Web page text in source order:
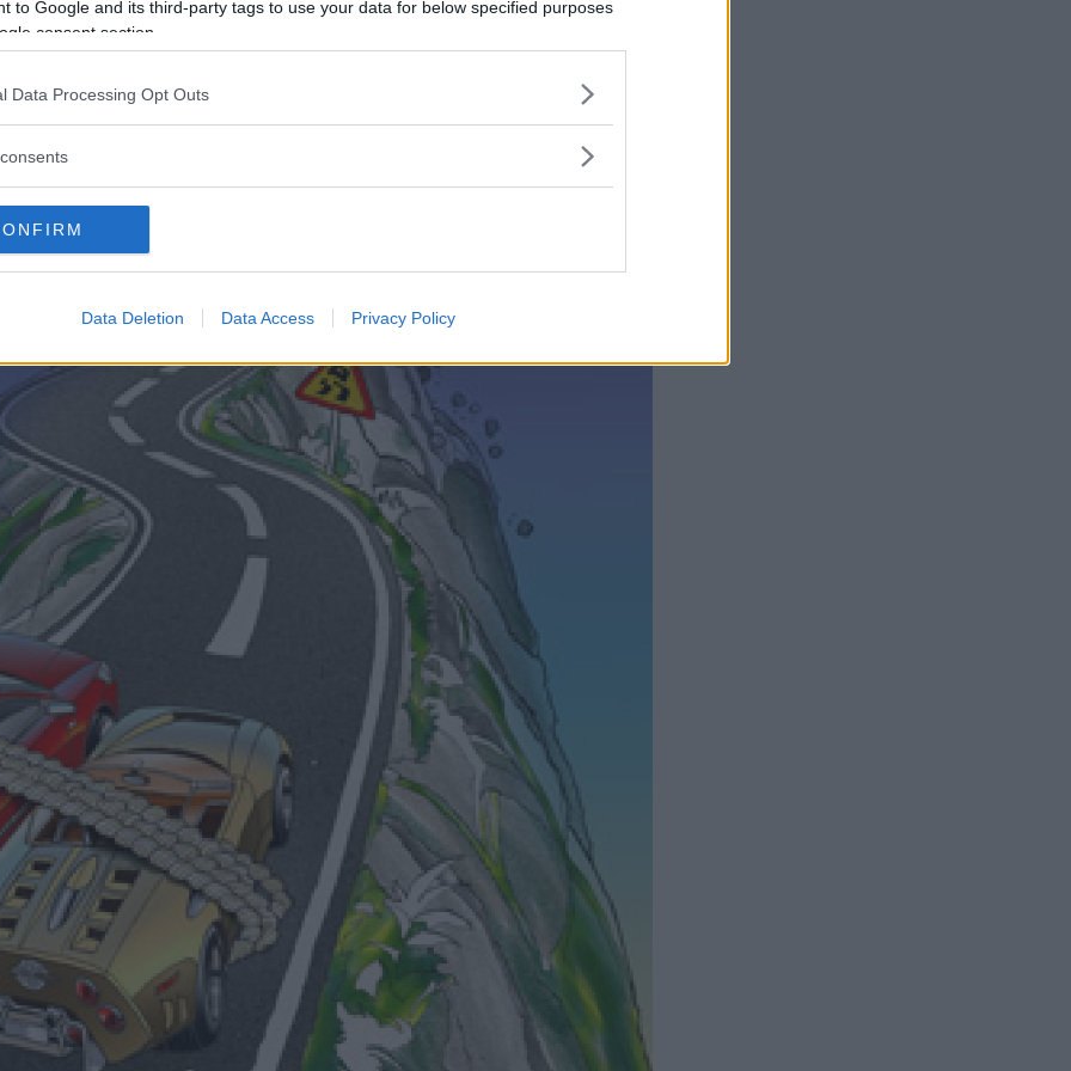
to Google and its third-party tags to use your data for below specified purposes
consent section.
Data Processing Opt Outs
Data Deletion Data Access Privacy Policy
hållbar.
ovan är för "riskabla" och fortsätta ungefär som tidigare -
att inte ta några risker i produktlanseringarna.
framtiden?